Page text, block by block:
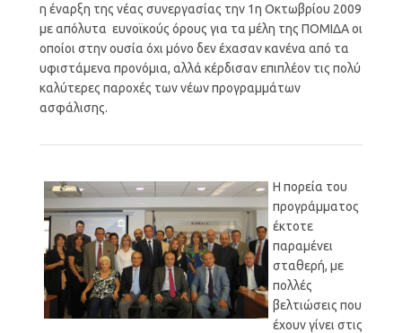
η έναρξη της νέας συνεργασίας την 1η Οκτωβρίου 2009
με απόλυτα ευνοϊκούς όρους για τα μέλη της ΠΟΜΙΔΑ οι
οποίοι στην ουσία όχι μόνο δεν έχασαν κανένα από τα
υφιστάμενα προνόμια, αλλά κέρδισαν επιπλέον τις πολύ
καλύτερες παροχές των νέων προγραμμάτων
ασφάλισης.
Η πορεία του
προγράμματος
έκτοτε
παραμένει
σταθερή, με
πολλές
βελτιώσεις που
έχουν γίνει στις